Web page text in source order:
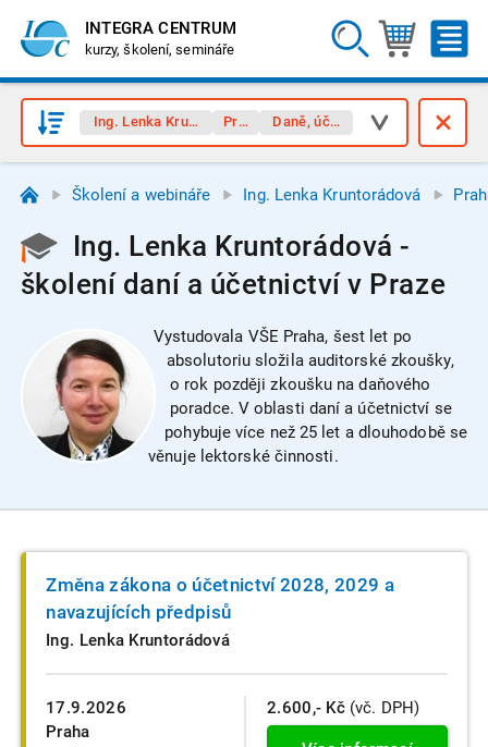
INTEGRA CENTRUM
kurzy, školení, semináře
Ing. Lenka Kruntorádová
Praha Daně, účetnictví
Školení a webináře Ing. Lenka Kruntorádová
Ing. Lenka Kruntorádová -
školení daní a účetnictví v Praze
Vystudovala VŠE Praha, šest let po
absolutoriu složila auditorské zkoušky,
o rok později zkoušku na daňového
poradce. V oblasti daní a účetnictví se
pohybuje více než 25 let a dlouhodobě se
věnuje lektorské činnosti.
17.9.2026
Praha
Změna zákona o účetnictví 2028, 2029 a
navazujících předpisů
Ing. Lenka Kruntorádová
2.600,- Kč (vč. DPH)